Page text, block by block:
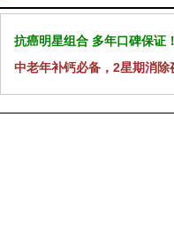
抗癌明星组合 多年口碑保证
中老年补钙必备，2星期消